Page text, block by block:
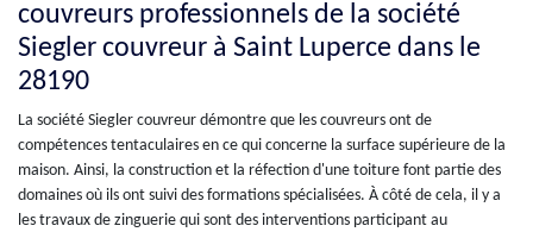
couvreurs professionnels de la société
Siegler couvreur à Saint Luperce dans le
28190
La société Siegler couvreur démontre que les couvreurs ont de
compétences tentaculaires en ce qui concerne la surface supérieure de la
maison. Ainsi, la construction et la réfection d'une toiture font partie des
domaines où ils ont suivi des formations spécialisées. À côté de cela, il y a
les travaux de zinguerie qui sont des interventions participant au